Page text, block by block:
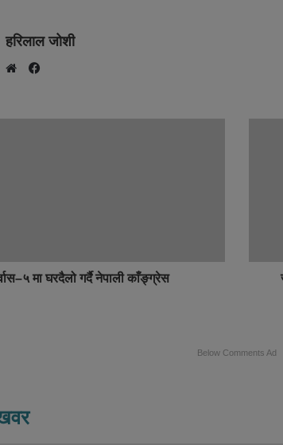
हरिलाल जोशी
मा घरदैलो गर्दै नेपाली काँङ्ग्रेस
Below Comments Ad